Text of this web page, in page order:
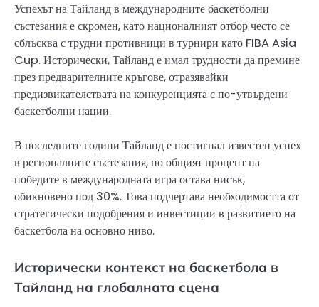
Успехът на Тайланд в международните баскетболни
състезания е скромен, като националният отбор често се
сблъсква с трудни противници в турнири като FIBA Asia
Cup. Исторически, Тайланд е имал трудности да премине
през предварителните кръгове, отразявайки
предизвикателствата на конкуренцията с по-утвърдени
баскетболни нации.
В последните години Тайланд е постигнал известен успех
в регионалните състезания, но общият процент на
победите в международната игра остава нисък,
обикновено под 30%. Това подчертава необходимостта от
стратегически подобрения и инвестиции в развитието на
баскетбола на основно ниво.
Исторически контекст на баскетбола в
Тайланд на глобалната сцена